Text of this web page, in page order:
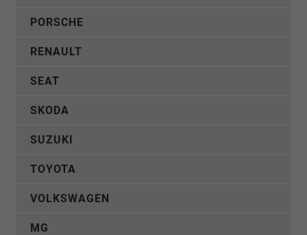
PORSCHE
RENAULT
SEAT
SKODA
SUZUKI
TOYOTA
VOLKSWAGEN
MG